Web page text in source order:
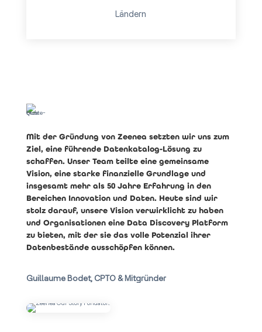
Ländern
Mit der Gründung von Zeenea setzten wir uns zum
Ziel, eine führende Datenkatalog-Lösung zu
schaffen. Unser Team teilte eine gemeinsame
Vision, eine starke finanzielle Grundlage und
insgesamt mehr als 50 Jahre Erfahrung in den
Bereichen Innovation und Daten. Heute sind wir
stolz darauf, unsere Vision verwirklicht zu haben
und Organisationen eine Data Discovery Platform
zu bieten, mit der sie das volle Potenzial ihrer
Datenbestände ausschöpfen können.
Guillaume Bodet, CPTO & Mitgründer